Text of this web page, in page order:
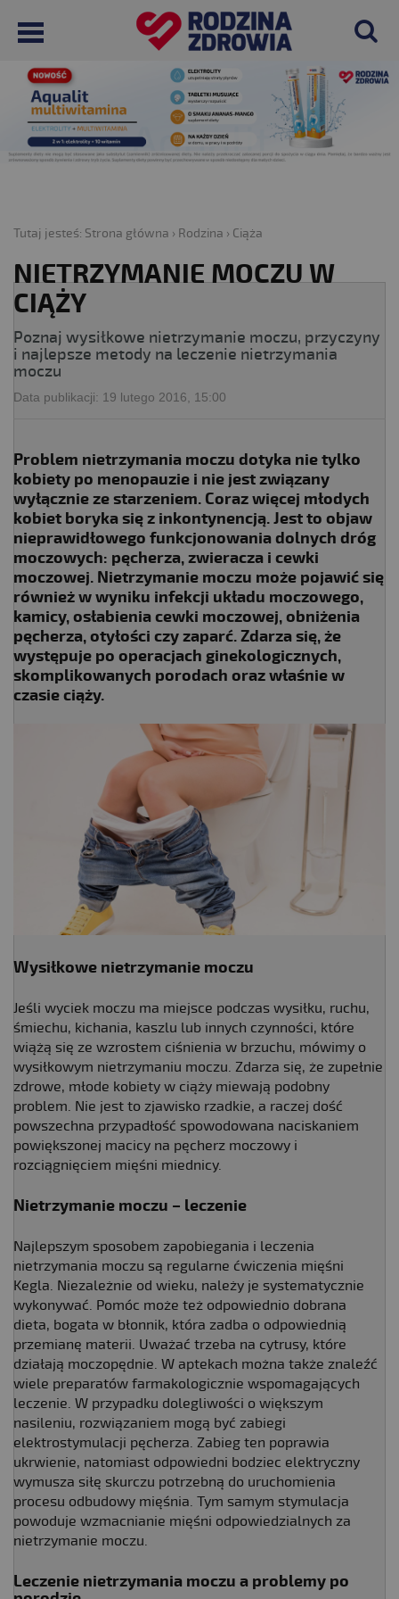
Tutaj jesteś: Strona główna › Rodzina › Ciąża
NIETRZYMANIE MOCZU W
CIĄŻY
Poznaj wysiłkowe nietrzymanie moczu, przyczyny
i najlepsze metody na leczenie nietrzymania
moczu
Data publikacji: 19 lutego 2016, 15:00
Problem nietrzymania moczu dotyka nie tylko
kobiety po menopauzie i nie jest związany
wyłącznie ze starzeniem. Coraz więcej młodych
kobiet boryka się z inkontynencją. Jest to objaw
nieprawidłowego funkcjonowania dolnych dróg
moczowych: pęcherza, zwieracza i cewki
moczowej. Nietrzymanie moczu może pojawić się
również w wyniku infekcji układu moczowego,
kamicy, osłabienia cewki moczowej, obniżenia
pęcherza, otyłości czy zaparć. Zdarza się, że
występuje po operacjach ginekologicznych,
skomplikowanych porodach oraz właśnie w
czasie ciąży.
Wysiłkowe nietrzymanie moczu
Jeśli wyciek moczu ma miejsce podczas wysiłku, ruchu,
śmiechu, kichania, kaszlu lub innych czynności, które
wiążą się ze wzrostem ciśnienia w brzuchu, mówimy o
wysiłkowym nietrzymaniu moczu. Zdarza się, że zupełnie
zdrowe, młode kobiety w ciąży miewają podobny
problem. Nie jest to zjawisko rzadkie, a raczej dość
powszechna przypadłość spowodowana naciskaniem
powiększonej macicy na pęcherz moczowy i
rozciągnięciem mięśni miednicy.
Nietrzymanie moczu – leczenie
Najlepszym sposobem zapobiegania i leczenia
nietrzymania moczu są regularne ćwiczenia mięśni
Kegla. Niezależnie od wieku, należy je systematycznie
wykonywać. Pomóc może też odpowiednio dobrana
dieta, bogata w błonnik, która zadba o odpowiednią
przemianę materii. Uważać trzeba na cytrusy, które
działają moczopędnie. W aptekach można także znaleźć
wiele preparatów farmakologicznie wspomagających
leczenie. W przypadku dolegliwości o większym
nasileniu, rozwiązaniem mogą być zabiegi
elektrostymulacji pęcherza. Zabieg ten poprawia
ukrwienie, natomiast odpowiedni bodziec elektryczny
wymusza siłę skurczu potrzebną do uruchomienia
procesu odbudowy mięśnia. Tym samym stymulacja
powoduje wzmacnianie mięśni odpowiedzialnych za
nietrzymanie moczu.
Leczenie nietrzymania moczu a problemy po